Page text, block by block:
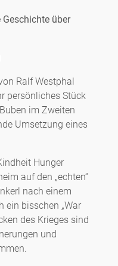
über
Ralf Westphal
persönliches Stück
im Zweiten
Umsetzung eines
Hunger
auf den „echten“
nach einem
ein bisschen „War
des Krieges sind
und